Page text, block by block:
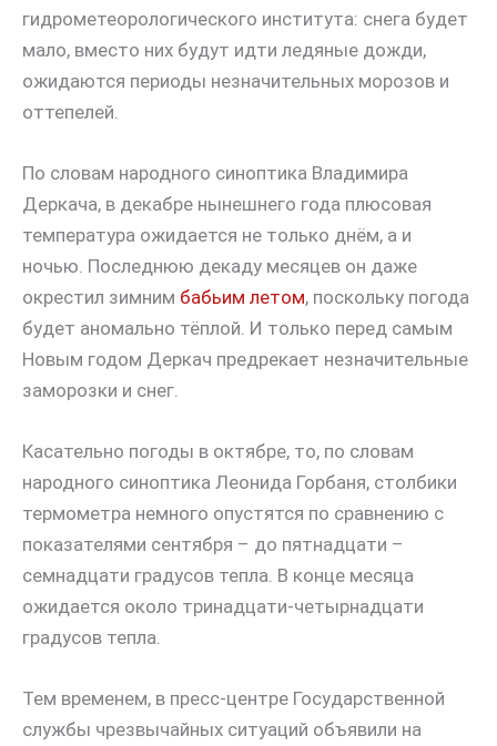
гидрометеорологического института: снега будет
мало, вместо них будут идти ледяные дожди,
ожидаются периоды незначительных морозов и
оттепелей.
По словам народного синоптика Владимира
Деркача, в декабре нынешнего года плюсовая
температура ожидается не только днём, а и
ночью. Последнюю декаду месяцев он даже
окрестил зимним бабьим летом, поскольку погода
будет аномально тёплой. И только перед самым
Новым годом Деркач предрекает незначительные
заморозки и снег.
Касательно погоды в октябре, то, по словам
народного синоптика Леонида Горбаня, столбики
термометра немного опустятся по сравнению с
показателями сентября – до пятнадцати –
семнадцати градусов тепла. В конце месяца
ожидается около тринадцати-четырнадцати
градусов тепла.
Тем временем, в пресс-центре Государственной
службы чрезвычайных ситуаций объявили на